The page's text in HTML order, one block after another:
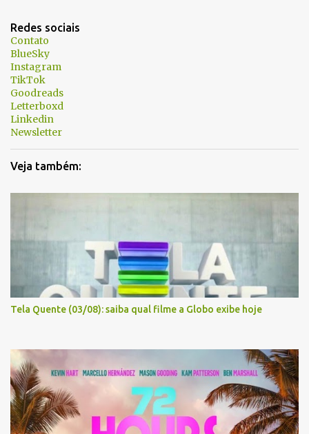
Redes sociais
Contato
BlueSky
Instagram
TikTok
Goodreads
Letterboxd
Linkedin
Newsletter
Veja também:
Tela Quente (03/08): saiba qual filme a Globo exibe hoje